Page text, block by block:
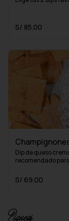
S/ 85.00
Dip de queso
recomendado
S/ 69.00
Piqueos